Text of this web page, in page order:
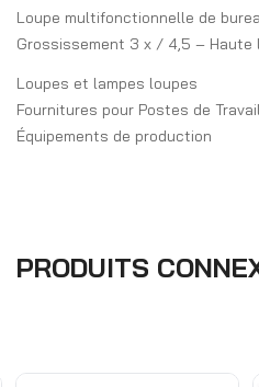
Loupe multifonctionnelle de
Grossissement 3 x / 4,5 – Haute
Loupes et lampes loupes
Fournitures pour Postes de
Équipements de production
PRODUITS